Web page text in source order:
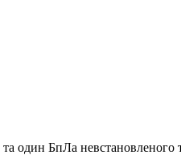
один БпЛа невстановленого